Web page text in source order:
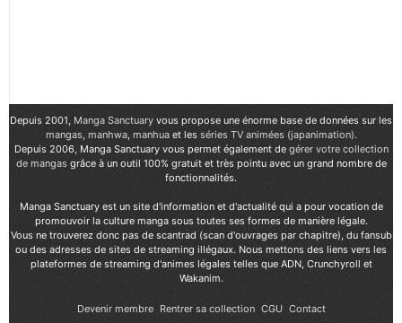
Depuis 2001, Manga Sanctuary vous propose une énorme base de données sur les
mangas, manhwa, manhuaet les séries TV animées (japanimation).
Depuis 2006, Manga Sanctuary vous permet également de gérer votre collection
de mangasgrâce à un outil 100% gratuit et très pointu avec un grand nombre de
fonctionnalités.
Manga Sanctuary est un site d'information et d'actualité qui a pour vocation de
promouvoir la culture manga sous toutes ses formes de manière légale.
Vous ne trouverez donc pas de scantrad (scan d'ouvrages par chapitre), du fansub
ou des adresses de sites de streaming illégaux. Nous mettons des liens vers les
plateformes de streaming d'animes légales telles que ADN, Crunchyroll et
Wakanim.
Devenir membre Rentrer sa collection CGU Contact